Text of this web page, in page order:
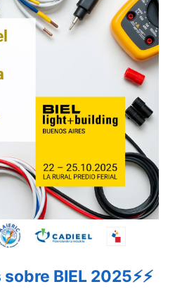
BIEL 2025⚡⚡